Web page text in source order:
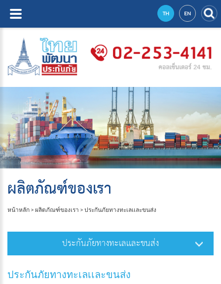
TH EN
ผลิตภัณฑ์ของเรา
หน้าหลัก > ผลิตภัณฑ์ของเรา > ประกันภัยทางทะเลเเละขนส่ง
ประกันภัยทางทะเลเเละขนส่ง
ประกันภัยทางทะเลเเละขนส่ง